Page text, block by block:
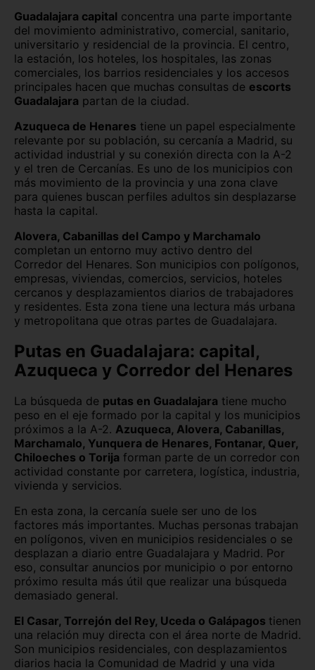
Tarragona Tenerife
Teruel Toledo
Valencia Valladolid
Zaragoza
Guadalajara capital concentra una parte importante
del movimiento administrativo, comercial, sanitario,
universitario y residencial de la provincia. El centro,
la estación, los hoteles, los hospitales, las zonas
comerciales, los barrios residenciales y los accesos
principales hacen que muchas consultas de escorts
Guadalajara partan de la ciudad.
Azuqueca de Henares tiene un papel especialmente
relevante por su población, su cercanía a Madrid, su
actividad industrial y su conexión directa con la A-2
y el tren de Cercanías. Es uno de los municipios con
más movimiento de la provincia y una zona clave
para quienes buscan perfiles adultos sin desplazarse
hasta la capital.
Alovera, Cabanillas del Campo y Marchamalo
completan un entorno muy activo dentro del
Corredor del Henares. Son municipios con polígonos,
empresas, viviendas, comercios, servicios, hoteles
cercanos y desplazamientos diarios de trabajadores
y residentes. Esta zona tiene una lectura más urbana
y metropolitana que otras partes de Guadalajara.
Putas en Guadalajara: capital,
Azuqueca y Corredor del Henares
La búsqueda de putas en Guadalajara tiene mucho
peso en el eje formado por la capital y los municipios
próximos a la A-2. Azuqueca, Alovera, Cabanillas,
Marchamalo, Yunquera de Henares, Fontanar, Quer,
Chiloeches o Torija forman parte de un corredor con
actividad constante por carretera, logística, industria,
vivienda y servicios.
En esta zona, la cercanía suele ser uno de los
factores más importantes. Muchas personas trabajan
en polígonos, viven en municipios residenciales o se
desplazan a diario entre Guadalajara y Madrid. Por
eso, consultar anuncios por municipio o por entorno
próximo resulta más útil que realizar una búsqueda
demasiado general.
El Casar, Torrejón del Rey, Uceda o Galápagos tienen
una relación muy directa con el área norte de Madrid.
Son municipios residenciales, con desplazamientos
diarios hacia la Comunidad de Madrid y una vida